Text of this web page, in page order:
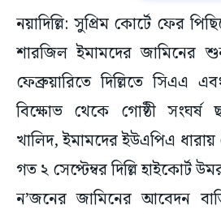
নয়াদিল্লি: সুপ্রিম কোর্টে ফের
শারজিল ইমামদের জামিনের
ফেব্রুয়ারিতে দিল্লিতে সিএএ
বিক্ষোভ থেকে গোষ্ঠী
খালিদ, ইমামদের ইউএপিএ ধারায়
গত ২ সেপ্টেম্বর দিল্লি হাইকোর্ট
ন’জনের জামিনের আবেদন